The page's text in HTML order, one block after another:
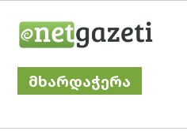
მხარდაჭერა